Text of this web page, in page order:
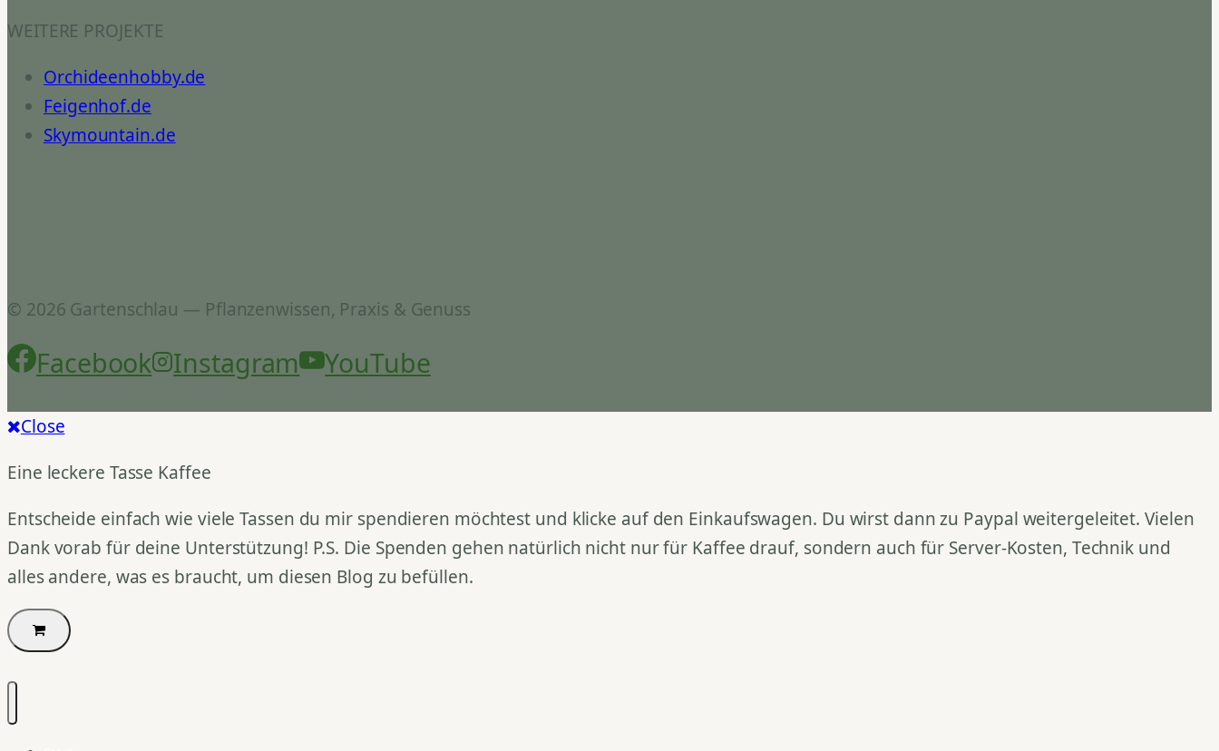
WEITERE PROJEKTE
Orchideenhobby.de
Feigenhof.de
Skymountain.de
© 2026 Gartenschlau — Pflanzenwissen, Praxis & Genuss
Facebook Instagram YouTube
Close
Eine leckere Tasse Kaffee
Entscheide einfach wie viele Tassen du mir spendieren möchtest und klicke auf den Einkaufswagen. Du wirst dann zu Paypal weitergeleitet. Vielen
Dank vorab für deine Unterstützung! P.S. Die Spenden gehen natürlich nicht nur für Kaffee drauf, sondern auch für Server-Kosten, Technik und
alles andere, was es braucht, um diesen Blog zu befüllen.